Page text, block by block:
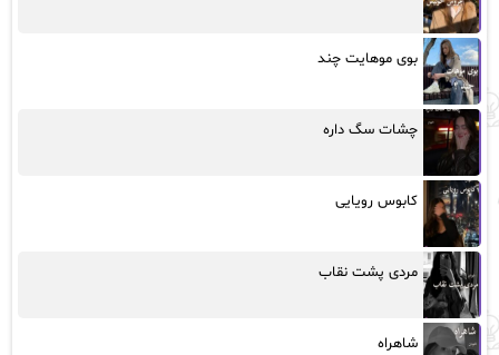
بوی موهایت چند
چشات سگ داره
کابوس رویایی
مردی پشت نقاب
شاهراه